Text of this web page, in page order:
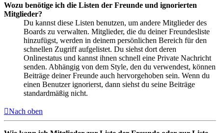
Wozu benötige ich die Listen der Freunde und ignorierten
Mitglieder?
Du kannst diese Listen benutzen, um andere Mitglieder des
Boards zu verwalten. Mitglieder, die du deiner Freundesliste
hinzufügst, werden in deinem persönlichen Bereich für den
schnellen Zugriff aufgelistet. Du siehst dort deren
Onlinestatus und kannst ihnen schnell eine Private Nachricht
senden. Abhängig von dem Style, den du verwendest, können
Beiträge deiner Freunde auch hervorgehoben sein. Wenn du
einen Benutzer ignorierst, dann siehst du seine Beiträge
standardmäßig nicht.
Nach oben